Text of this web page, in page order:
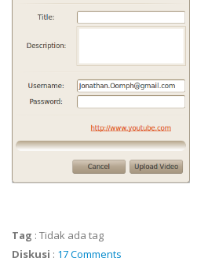
Tag : Tidak ada tag
Diskusi : 17 Comments